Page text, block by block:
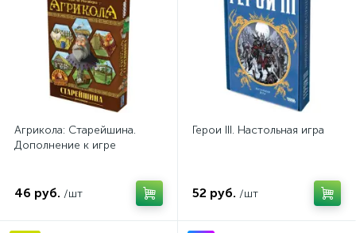
Агрикола: Старейшина.
Дополнение к игре
46 руб. /шт
Герои III. Настольная игра
52 руб. /шт